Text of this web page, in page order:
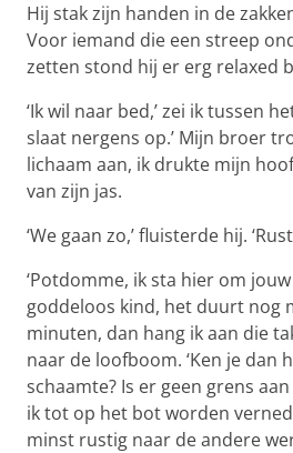
Hij stak zijn handen in de
Voor iemand die een streep
zetten stond hij er erg relaxed
‘Ik wil naar bed,’ zei ik tussen
slaat nergens op.’ Mijn broer
lichaam aan, ik drukte mijn
van zijn jas.
‘We gaan zo,’ fluisterde hij.
‘Potdomme, ik sta hier om
goddeloos kind, het duurt nog
minuten, dan hang ik aan die
naar de loofboom. ‘Ken je dan
schaamte? Is er geen grens
ik tot op het bot worden
minst rustig naar de andere